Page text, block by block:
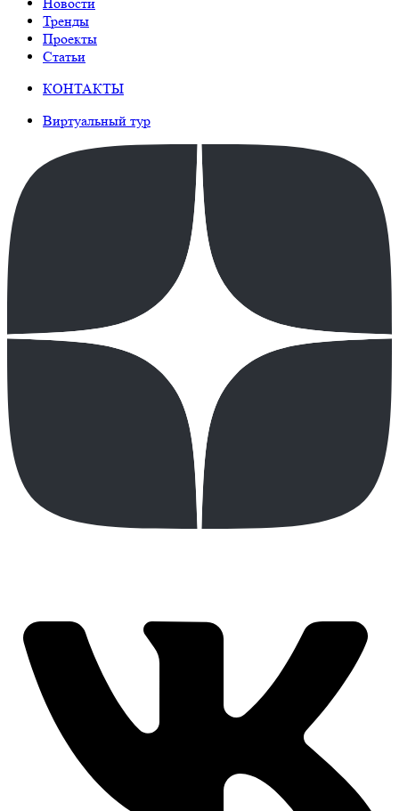
Новости
Тренды
Проекты
Статьи
КОНТАКТЫ
Виртуальный тур